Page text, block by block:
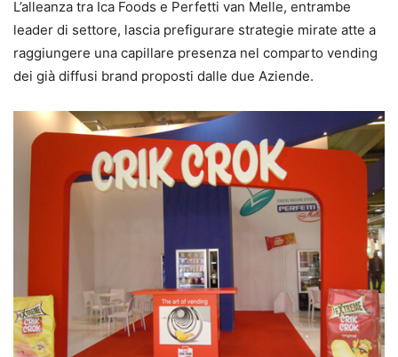
L’alleanza tra Ica Foods e Perfetti van Melle, entrambe
leader di settore, lascia prefigurare strategie mirate atte a
raggiungere una capillare presenza nel comparto vending
dei già diffusi brand proposti dalle due Aziende.